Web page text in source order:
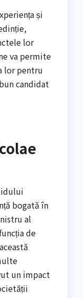
și
lor
va permite
lor pentru
candidat
bogată în
al
de
un impact